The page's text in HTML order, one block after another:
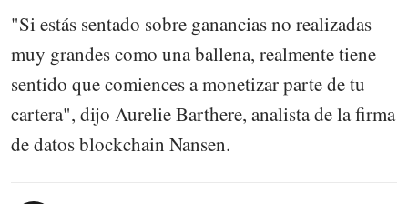
"Si estás sentado sobre ganancias no realizadas
muy grandes como una ballena, realmente tiene
sentido que comiences a monetizar parte de tu
cartera", dijo Aurelie Barthere, analista de la firma
de datos blockchain Nansen.